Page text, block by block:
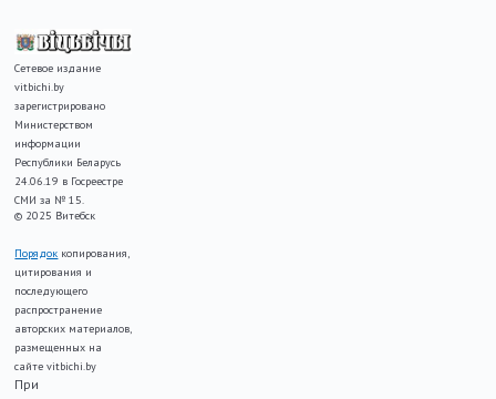
Сетевое издание
vitbichi.by
зарегистрировано
Министерством
информации
Республики Беларусь
24.06.19 в Госреестре
СМИ за № 15.
© 2025 Витебск
Порядок копирования,
цитирования и
последующего
распространение
авторских материалов,
размещенных на
сайте vitbichi.by
При